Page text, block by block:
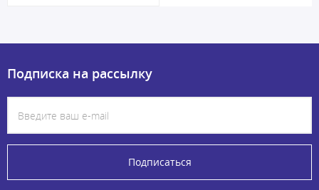
Подписка на рассылку
Подписаться